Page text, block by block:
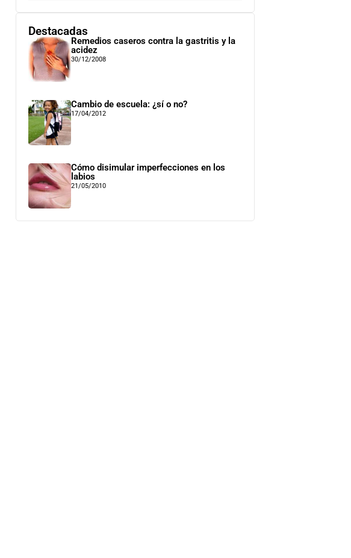
Destacadas
Remedios caseros contra la gastritis y la
acidez
30/12/2008
Cambio de escuela: ¿sí o no?
17/04/2012
Cómo disimular imperfecciones en los
labios
21/05/2010